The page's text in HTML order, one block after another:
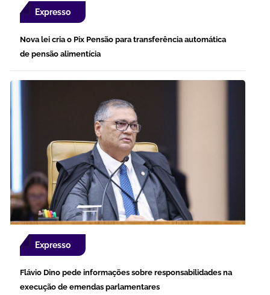
Expresso
Nova lei cria o Pix Pensão para transferência automática
de pensão alimentícia
Expresso
Flávio Dino pede informações sobre responsabilidades na
execução de emendas parlamentares